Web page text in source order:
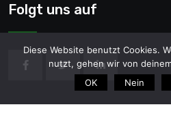
Folgt uns auf
Diese Website benutzt Cookies.
nutzt, gehen wir von
OK
Nein